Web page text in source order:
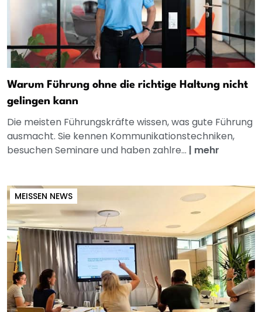
Warum Führung ohne die richtige Haltung nicht
gelingen kann
Die meisten Führungskräfte wissen, was gute Führung
ausmacht. Sie kennen Kommunikationstechniken,
besuchen Seminare und haben zahlre... | mehr
MEISSEN NEWS